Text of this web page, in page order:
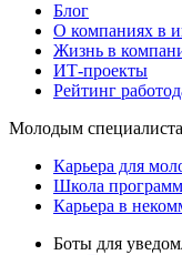
Блог
О компаниях в
Жизнь в
ИТ-проекты
Рейтинг
Молодым
Карьера для
Школа
Карьера в
Боты для